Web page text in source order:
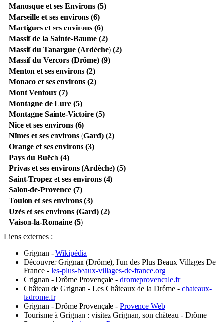
Manosque et ses Environs (5)
Marseille et ses environs (6)
Martigues et ses environs (6)
Massif de la Sainte-Baume (2)
Massif du Tanargue (Ardèche) (2)
Massif du Vercors (Drôme) (9)
Menton et ses environs (2)
Monaco et ses environs (2)
Mont Ventoux (7)
Montagne de Lure (5)
Montagne Sainte-Victoire (5)
Nice et ses environs (6)
Nîmes et ses environs (Gard) (2)
Orange et ses environs (3)
Pays du Buëch (4)
Privas et ses environs (Ardèche) (5)
Saint-Tropez et ses environs (4)
Salon-de-Provence (7)
Toulon et ses environs (3)
Uzès et ses environs (Gard) (2)
Vaison-la-Romaine (5)
Liens externes :
Grignan - Wikipédia
Découvrer Grignan (Drôme), l'un des Plus Beaux Villages De
France - les-plus-beaux-villages-de-france.org
Grignan - Drôme Provençale - dromeprovencale.fr
Château de Grignan - Les Châteaux de la Drôme - chateaux-
ladrome.fr
Grignan - Drôme Provençale - Provence Web
Tourisme à Grignan : visitez Grignan, son château - Drôme